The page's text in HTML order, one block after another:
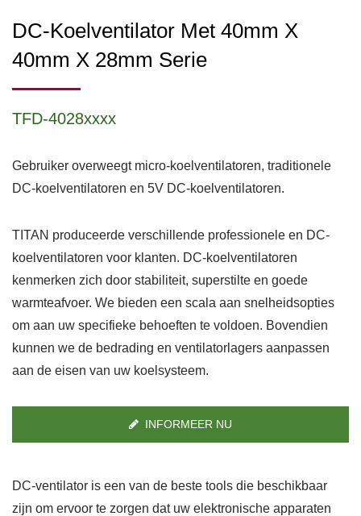
DC-Koelventilator Met 40mm X
40mm X 28mm Serie
TFD-4028xxxx
Gebruiker overweegt micro-koelventilatoren, traditionele
DC-koelventilatoren en 5V DC-koelventilatoren.
TITAN produceerde verschillende professionele en DC-
koelventilatoren voor klanten. DC-koelventilatoren
kenmerken zich door stabiliteit, superstilte en goede
warmteafvoer. We bieden een scala aan snelheidsopties
om aan uw specifieke behoeften te voldoen. Bovendien
kunnen we de bedrading en ventilatorlagers aanpassen
aan de eisen van uw koelsysteem.
INFORMEER NU
DC-ventilator is een van de beste tools die beschikbaar
zijn om ervoor te zorgen dat uw elektronische apparaten